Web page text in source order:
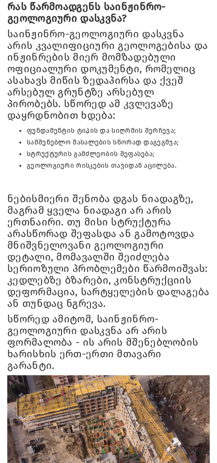
რას წარმოადგენს საინჟინრო-
გეოლოგიური დასკვნა?
საინჟინრო-გეოლოგიური დასკვნა
არის კვალიფიციური გეოლოგებისა და
ინჟინრების მიერ მომზადებული
ოფიციალური დოკუმენტი, რომელიც
ასახავს მიწის ზედაპირსა და ქვეშ
არსებულ გრუნტზე არსებულ
პირობებს. სწორედ ამ კვლევაზე
დაყრდნობით ხდება:
ფუნდამენტის ტიპის და სიღრმის შერჩევა;
სამშენებლო მასალების სწორად დაგეგმვა;
სტრუქტურის გამძლეობის შეფასება;
გეოლოგიური რისკების თავიდან აცილება.
ნებისმიერი შენობა დგას ნიადაგზე,
მაგრამ ყველა ნიადაგი არ არის
ერთნაირი. თუ მისი სტრუქტურა
არასწორად შეფასდა ან გამოტოვდა
მნიშვნელოვანი გეოლოგიური
დეტალი, მომავალში შეიძლება
სერიოზული პრობლემები წარმოიშვას:
კედლებზე ბზარები, კონსტრუქციის
დეფორმაცია, სარტყელების დალაგება
ან თუნდაც ნგრევა.
სწორედ ამიტომ, საინჟინრო-
გეოლოგიური დასკვნა არ არის
ფორმალობა - ის არის მშენებლობის
ხარისხის ერთ-ერთი მთავარი
გარანტი.